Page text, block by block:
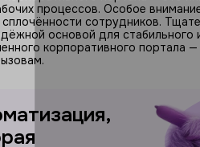
процессов. Особое
сотрудников.
основой для
корпоративного портала